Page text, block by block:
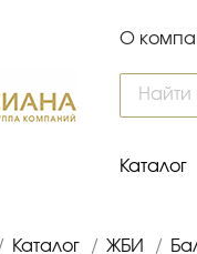
О
Каталог
Каталог / ЖБИ /